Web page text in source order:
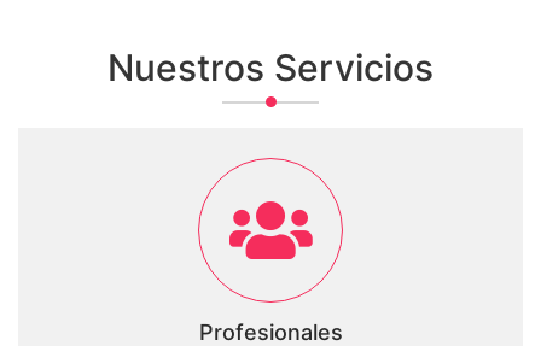
Nuestros Servicios
Profesionales